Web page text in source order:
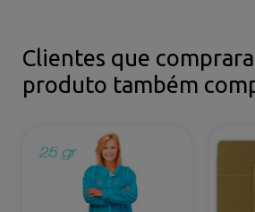
Clientes que
produto também